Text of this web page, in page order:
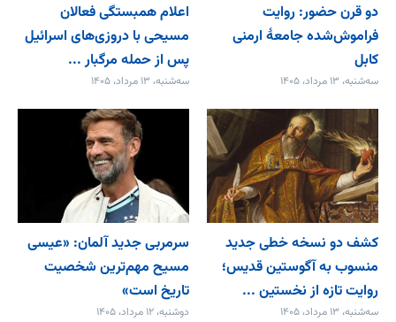
دو قرن حضور: روایت
فراموش‌شده جامعۀ ارمنی
کابل
سه‌شنبه، ۱۳ مرداد، ۱۴۰۵
اعلام همبستگی فعالان
مسیحی با دروزی‌های اسرائیل
پس از حمله مرگبار ...
سه‌شنبه، ۱۳ مرداد، ۱۴۰۵
کشف دو نسخه خطی جدید
منسوب به آگوستین قدیس؛
روایت تازه از نخستین ...
سه‌شنبه، ۱۳ مرداد، ۱۴۰۵
سرمربی جدید آلمان: «عیسی
مسیح مهم‌ترین شخصیت
تاریخ است»
دوشنبه، ۱۲ مرداد، ۱۴۰۵